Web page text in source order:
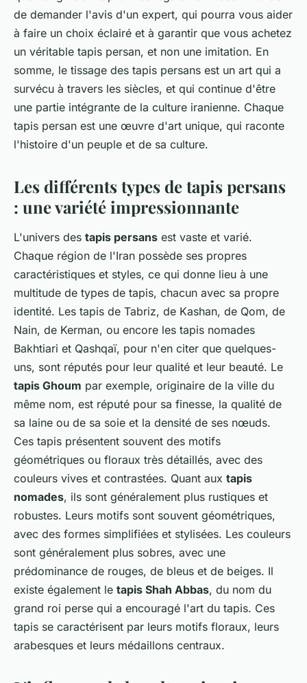
de demander l'avis d'un expert, qui pourra vous aider
à faire un choix éclairé et à garantir que vous achetez
un véritable tapis persan, et non une imitation. En
somme, le tissage des tapis persans est un art qui a
survécu à travers les siècles, et qui continue d'être
une partie intégrante de la culture iranienne. Chaque
tapis persan est une œuvre d'art unique, qui raconte
l'histoire d'un peuple et de sa culture.
Les différents types de tapis persans
: une variété impressionnante
L'univers des tapis persans est vaste et varié.
Chaque région de l'Iran possède ses propres
caractéristiques et styles, ce qui donne lieu à une
multitude de types de tapis, chacun avec sa propre
identité. Les tapis de Tabriz, de Kashan, de Qom, de
Nain, de Kerman, ou encore les tapis nomades
Bakhtiari et Qashqaï, pour n'en citer que quelques-
uns, sont réputés pour leur qualité et leur beauté. Le
tapis Ghoum par exemple, originaire de la ville du
même nom, est réputé pour sa finesse, la qualité de
sa laine ou de sa soie et la densité de ses nœuds.
Ces tapis présentent souvent des motifs
géométriques ou floraux très détaillés, avec des
couleurs vives et contrastées. Quant aux tapis
nomades, ils sont généralement plus rustiques et
robustes. Leurs motifs sont souvent géométriques,
avec des formes simplifiées et stylisées. Les couleurs
sont généralement plus sobres, avec une
prédominance de rouges, de bleus et de beiges. Il
existe également le tapis Shah Abbas, du nom du
grand roi perse qui a encouragé l'art du tapis. Ces
tapis se caractérisent par leurs motifs floraux, leurs
arabesques et leurs médaillons centraux.